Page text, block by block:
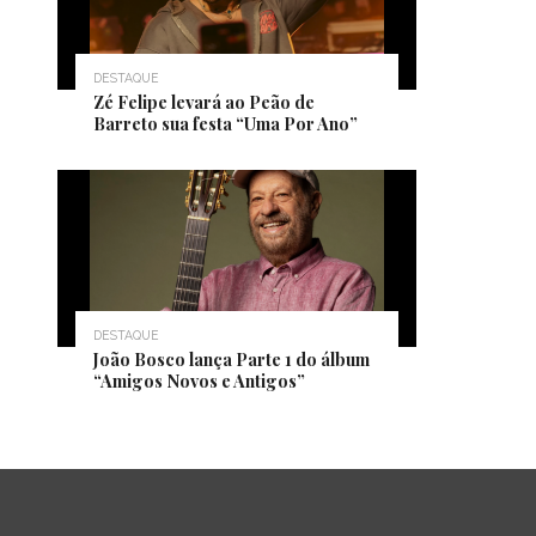
DESTAQUE
Zé Felipe levará ao Peão de
Barreto sua festa “Uma Por Ano”
DESTAQUE
João Bosco lança Parte 1 do álbum
“Amigos Novos e Antigos”